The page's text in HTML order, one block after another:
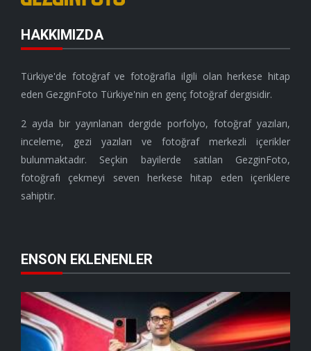
HAKKIMIZDA
Türkiye'de fotoğraf ve fotoğrafla ilgili olan herkese hitap
eden GezginFoto Türkiye'nin en genç fotoğraf dergisidir.
2 ayda bir yayınlanan dergide porfolyo, fotoğraf yazıları,
inceleme, gezi yazıları ve fotoğraf merkezli içerikler
bulunmaktadır. Seçkin bayilerde satılan GezginFoto,
fotoğrafı çekmeyi seven herkese hitap eden içeriklere
sahiptir.
ENSON EKLENENLER